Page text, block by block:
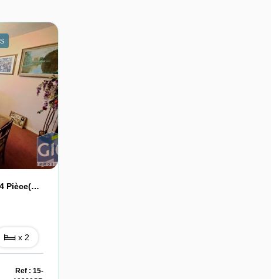
Appartement Mondeville 4 Pièce(s) 77 M2
x 2
Ref : 15-